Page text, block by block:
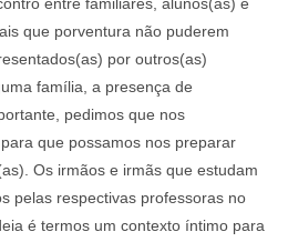
entre familiares, alunos(as) e
que porventura não puderem
por outros(as)
família, a presença de
pedimos que nos
que possamos nos preparar
Os irmãos e irmãs que estudam
pelas respectivas professoras no
é termos um contexto íntimo para